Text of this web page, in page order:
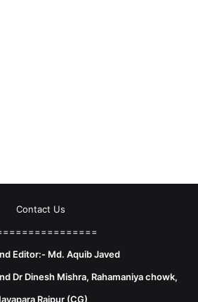
Contact Us
Editor:- Md. Aquib Javed
Dr Dinesh Mishra, Rahamaniya chowk,
Raipur (CG)